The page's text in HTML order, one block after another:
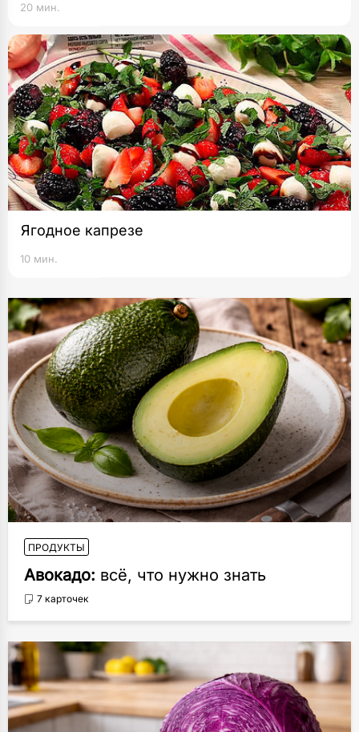
20 мин.
Ягодное капрезе
10 мин.
ПРОДУКТЫ
Авокадо: всё, что нужно знать
7 карточек